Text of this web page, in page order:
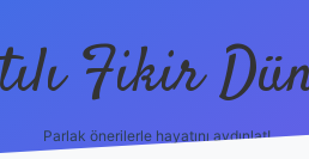
Fikir
Parlak önerilerle hayatını aydınlat!